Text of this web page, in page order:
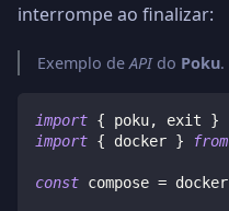
interrompe ao finalizar:
Exemplo deAPIdo Poku.
import { poku, exit }
import { docker } from
const compose = docker